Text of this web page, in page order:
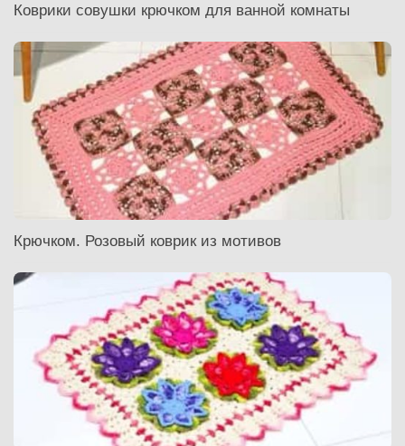
Коврики совушки крючком для ванной комнаты
Крючком. Розовый коврик из мотивов